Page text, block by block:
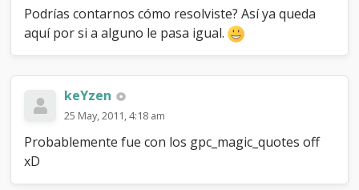
Podrías contarnos cómo resolviste? Así ya queda
aquí por si a alguno le pasa igual.
keYzen
25 May, 2011, 4:18 am
Probablemente fue con los gpc_magic_quotes off
xD